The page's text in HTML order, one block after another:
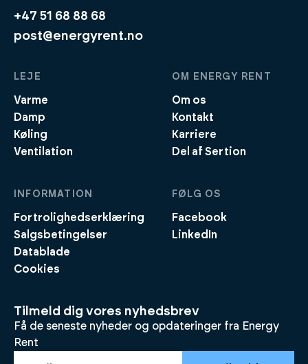
+47 51 68 88 68
post@energyrent.no
LEJE
Varme
Damp
Køling
Ventilation
OM ENERGY RENT
Om os
Kontakt
Karriere
Del af Sertion
INFORMATION
Fortrolighedserklæring
Salgsbetingelser
Datablade
Cookies
FØLG OS
Facebook
LinkedIn
Tilmeld dig vores nyhedsbrev
Få de seneste nyheder og opdateringer fra Energy
Rent